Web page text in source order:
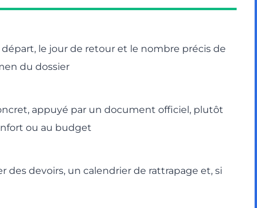
le jour de retour et le nombre précis de
du dossier
appuyé par un document officiel, plutôt
ou au budget
des devoirs, un calendrier de rattrapage et, si